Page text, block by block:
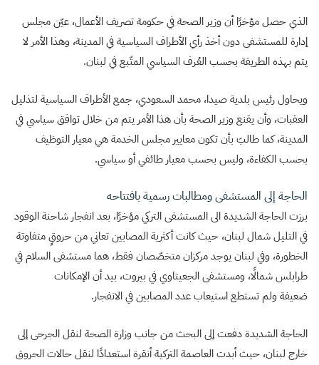
الذي حصل مؤخرًا أن وزير الصحة في حكومة تصريف الأعمال، عيّن مجلس
إدارة للمستشفى دون أخذ رأي الأطراف السياسية في المدينة، وهذا الأمر لا
يتم بهذه الطريقة بحسب العُرف السياسي المتّبع في لبنان.
ويحاول رئيس بلدية صيدا، محمد السعودي، جمع الأطراف السياسية لتذليل
العقبات، وأن يقنع وزير الصحة بأن هذا الأمر يتم من خلال توافق سياسي في
المدينة، كما طالبَ بأن تكون معايير مجلس الخدمة هي معيار التوظيف
بحسب الكفاءة، وليس بحسب معيار طائفي أو سياسي.
الحاجة إلى المستشفى ومطالبات رسمية بافتتاحه
برزت الحاجة الشديدة الى المستشفى التركي مؤخرًا، بعد انفجار شاحنة الوقود
في التليل شمال لبنان، حيث كانت أكثرية المصابين تعاني من حروقٍ متفاوتة
الخطورة، وفي لبنان يوجد مركزان متخصّصان فقط، هما مستشفى السلام في
طرابلس شمالًا، ومستشفى الجعيتاوي في بيروت، بيد أن الإمكانات
ضعيفة ولم تستطع استيعاب عدد المصابين في الانفجار.
الحاجة الشديدة دفعت إلى البحث من جانب وزارة الصحة لنقل الجرحى إلى
خارج لبنان، حيث أبدت العاصمة التركية أنقرة استعدادًا لنقل حالات الحروق